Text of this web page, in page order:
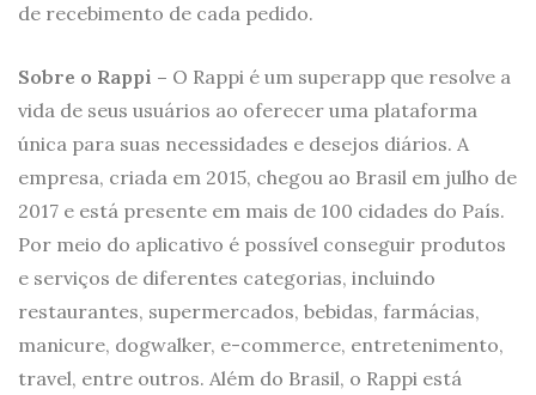
de recebimento de cada pedido.
Sobre o Rappi – O Rappi é um superapp que resolve a
vida de seus usuários ao oferecer uma plataforma
única para suas necessidades e desejos diários. A
empresa, criada em 2015, chegou ao Brasil em julho de
2017 e está presente em mais de 100 cidades do País.
Por meio do aplicativo é possível conseguir produtos
e serviços de diferentes categorias, incluindo
restaurantes, supermercados, bebidas, farmácias,
manicure, dogwalker, e-commerce, entretenimento,
travel, entre outros. Além do Brasil, o Rappi está